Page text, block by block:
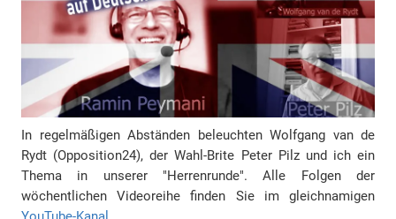
In regelmäßigen Abständen beleuchten Wolfgang van de
Rydt (Opposition24), der Wahl-Brite Peter Pilz und ich ein
Thema in unserer "Herrenrunde". Alle Folgen der
wöchentlichen Videoreihe finden Sie im gleichnamigen